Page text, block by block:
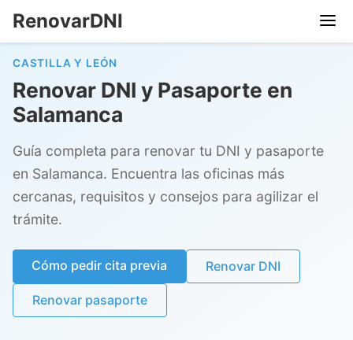
RenovarDNI
CASTILLA Y LEÓN
Renovar DNI y Pasaporte en
Salamanca
Guía completa para renovar tu DNI y pasaporte
en Salamanca. Encuentra las oficinas más
cercanas, requisitos y consejos para agilizar el
trámite.
Cómo pedir cita previa Renovar DNI
Renovar pasaporte